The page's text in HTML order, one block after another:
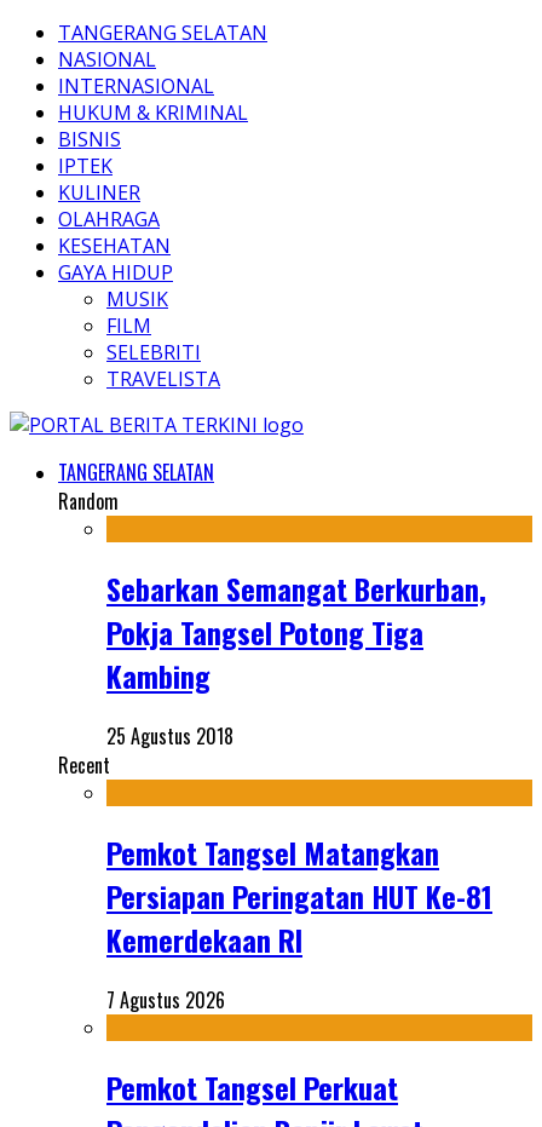
TANGERANG SELATAN
NASIONAL
INTERNASIONAL
HUKUM & KRIMINAL
BISNIS
IPTEK
KULINER
OLAHRAGA
KESEHATAN
GAYA HIDUP
MUSIK
FILM
SELEBRITI
TRAVELISTA
TANGERANG SELATAN
Random
Sebarkan Semangat Berkurban,
Pokja Tangsel Potong Tiga
Kambing
25 Agustus 2018
Recent
Pemkot Tangsel Matangkan
Persiapan Peringatan HUT Ke-81
Kemerdekaan RI
7 Agustus 2026
Pemkot Tangsel Perkuat